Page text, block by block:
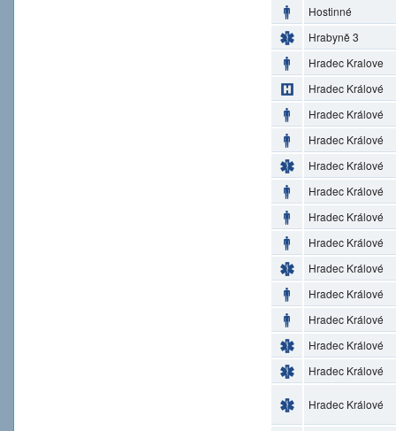
Hostinné
Hrabyně 3
Hradec Kralove
Hradec Králové
Hradec Králové
Hradec Králové
Hradec Králové
Hradec Králové
Hradec Králové
Hradec Králové
Hradec Králové
Hradec Králové
Hradec Králové
Hradec Králové
Hradec Králové
Hradec Králové